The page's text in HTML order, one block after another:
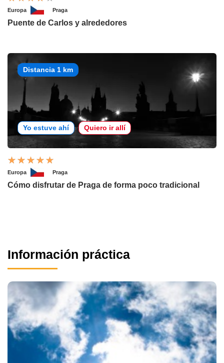
Europa Praga
Puente de Carlos y alrededores
Distancia 1 km
Yo estuve ahí Quiero ir allí
Europa Praga
Cómo disfrutar de Praga de forma poco tradicional
Información práctica